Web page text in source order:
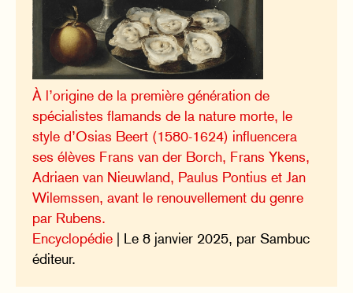
À l’origine de la première génération de
spécialistes flamands de la nature morte, le
style d’Osias Beert (1580-1624) influencera
ses élèves Frans van der Borch, Frans Ykens,
Adriaen van Nieuwland, Paulus Pontius et Jan
Wilemssen, avant le renouvellement du genre
par Rubens.
Encyclopédie | Le 8 janvier 2025, par Sambuc
éditeur.